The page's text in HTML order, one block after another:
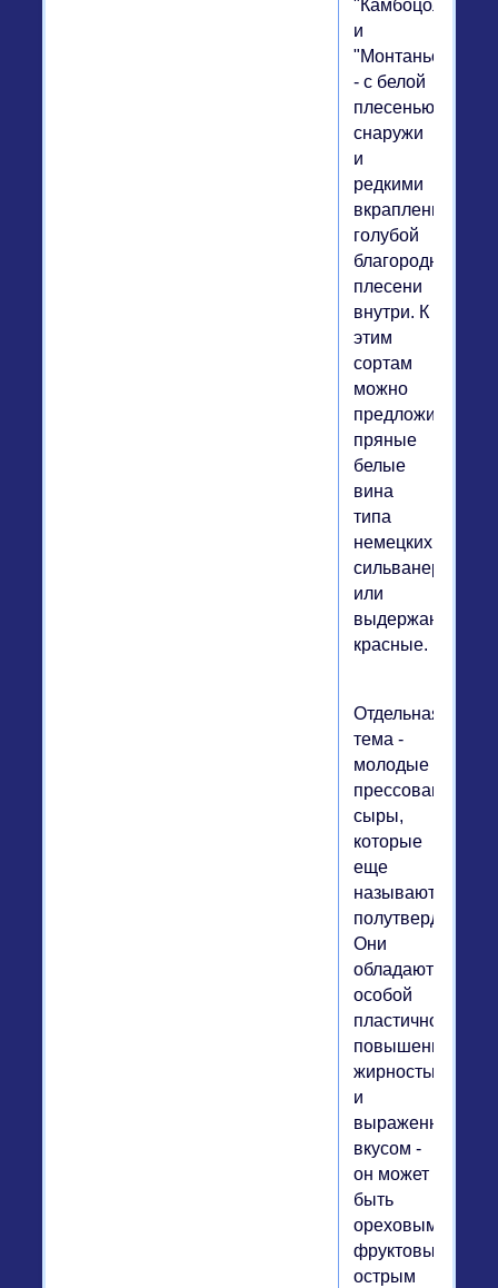
"Камбоцола"
и
"Монтаньоло"
- с белой
плесенью
снаружи
и
редкими
вкраплениями
голубой
благородной
плесени
внутри. К
этим
сортам
можно
предложить
пряные
белые
вина
типа
немецких
сильванеров
или
выдержанные
красные.
Отдельная
тема -
молодые
прессованные
сыры,
которые
еще
называют
полутвердыми.
Они
обладают
особой
пластичностью,
повышенной
жирностью
и
выраженным
вкусом -
он может
быть
ореховым,
фруктовым,
острым